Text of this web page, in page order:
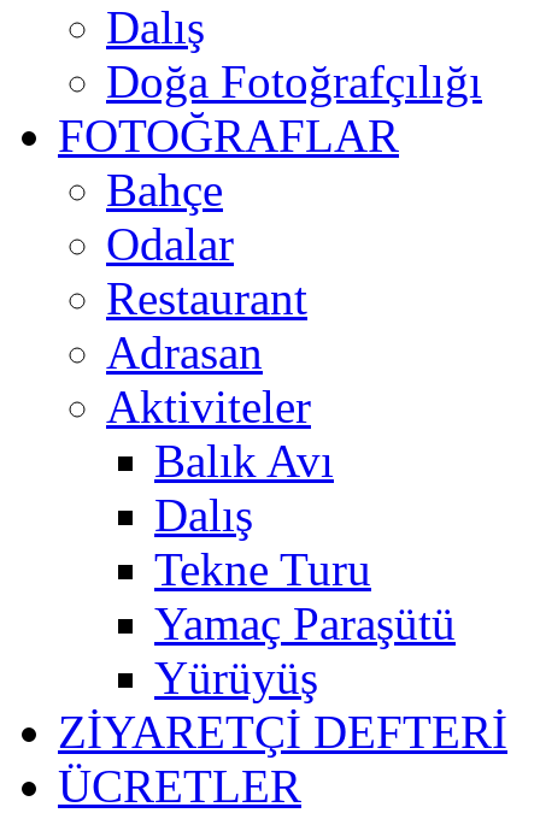
Dalış
Doğa Fotoğrafçılığı
FOTOĞRAFLAR
Bahçe
Odalar
Restaurant
Adrasan
Aktiviteler
Balık Avı
Dalış
Tekne Turu
Yamaç Paraşütü
Yürüyüş
ZİYARETÇİ DEFTERİ
ÜCRETLER